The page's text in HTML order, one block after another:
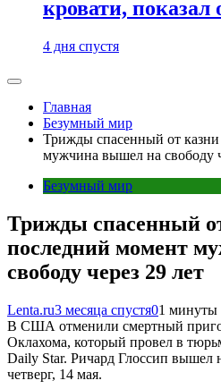
кровати, показал
4 дня спустя
Главная
Безумный мир
Трижды спасенный от
мужчина вышел на свободу
Безумный мир
Трижды спасенный
последний момент
свободу через 29 лет
Lenta.ru3 месяца спустя01 минуты
В США отменили смертный
Оклахома, который провел в
Daily Star. Ричард Глоссип вышел
четверг, 14 мая.